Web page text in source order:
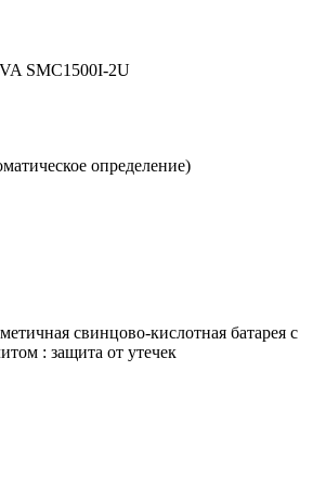
SMC1500I-2U
определение)
свинцово-кислотная батарея с
: защита от утечек